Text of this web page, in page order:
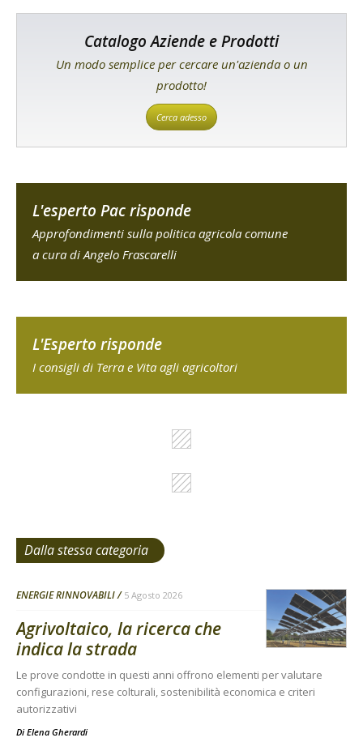
Catalogo Aziende e Prodotti
Un modo semplice per cercare un'azienda o un
prodotto!
Cerca adesso
L'esperto Pac risponde
Approfondimenti sulla politica agricola comune
a cura di Angelo Frascarelli
L'Esperto risponde
I consigli di Terra e Vita agli agricoltori
Dalla stessa categoria
ENERGIE RINNOVABILI 5 Agosto 2026
Agrivoltaico, la ricerca che
indica la strada
Le prove condotte in questi anni offrono elementi per valutare
configurazioni, rese colturali, sostenibilità economica e criteri
autorizzativi
Di Elena Gherardi